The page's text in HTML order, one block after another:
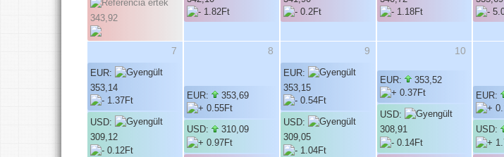
343,92
7
EUR:
353,14
USD:
309,12
8
EUR: 353,69
USD: 310,09
9
EUR:
353,15
USD:
309,05
10
EUR: 353,52
USD:
308,91
EUR:
USD: